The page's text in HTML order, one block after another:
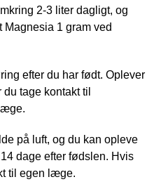
2-3 liter dagligt, og
Magnesia 1 gram ved
efter du har født. Oplever
tage kontakt til
på luft, og du kan opleve
dage efter fødslen. Hvis
til egen læge.